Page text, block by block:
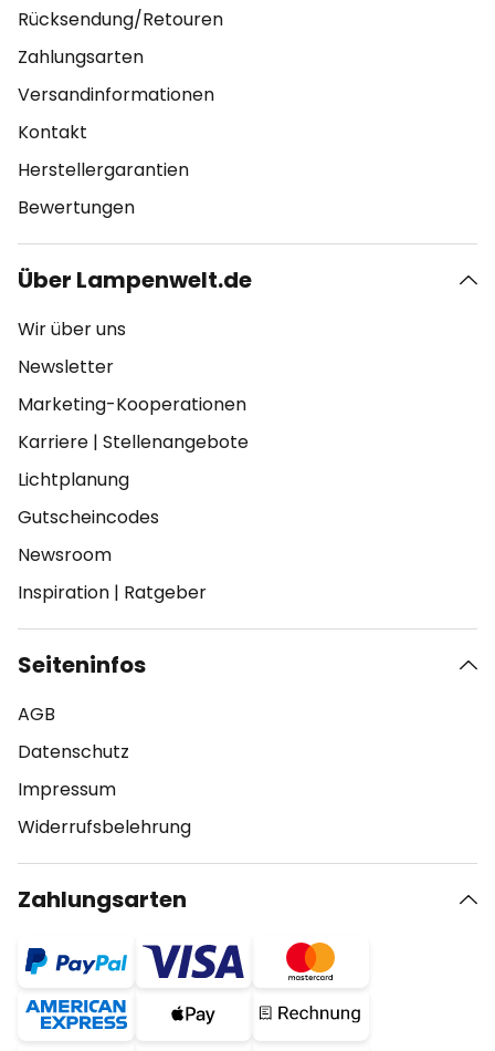
Rücksendung/Retouren
Zahlungsarten
Versandinformationen
Kontakt
Herstellergarantien
Bewertungen
Über Lampenwelt.de
Wir über uns
Newsletter
Marketing-Kooperationen
Karriere | Stellenangebote
Lichtplanung
Gutscheincodes
Newsroom
Inspiration | Ratgeber
Seiteninfos
AGB
Datenschutz
Impressum
Widerrufsbelehrung
Zahlungsarten